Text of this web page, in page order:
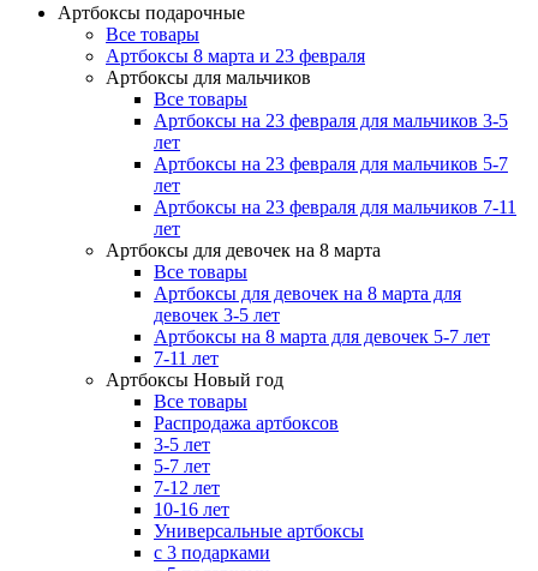
Артбоксы подарочные
Все товары
Артбоксы 8 марта и 23 февраля
Артбоксы для мальчиков
Все товары
Артбоксы на 23 февраля для мальчиков 3-5
лет
Артбоксы на 23 февраля для мальчиков 5-7
лет
Артбоксы на 23 февраля для мальчиков 7-11
лет
Артбоксы для девочек на 8 марта
Все товары
Артбоксы для девочек на 8 марта для
девочек 3-5 лет
Артбоксы на 8 марта для девочек 5-7 лет
7-11 лет
Артбоксы Новый год
Все товары
Распродажа артбоксов
3-5 лет
5-7 лет
7-12 лет
10-16 лет
Универсальные артбоксы
с 3 подарками